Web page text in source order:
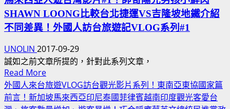
艾
爾
文、
SOYA、
FiFi
國
酷
妹-
AGNES
LIM-
身
材
台
中
台
SHAWN LOONG比較台北捷運VS吉隆坡地鐵介紹
不同差異！外國人訪台旅遊記VLOG系列#1
UNOLIN 2017-09-29
誠如之前文章所提的，針對此系列文章，
Read MoreRead
more
about
馬
外國人來台旅遊VLOG訪台觀光影片系列！東南亞東協國家篇
前言！新加坡馬來西亞印尼泰國菲律賓越南印度觀光客愛台